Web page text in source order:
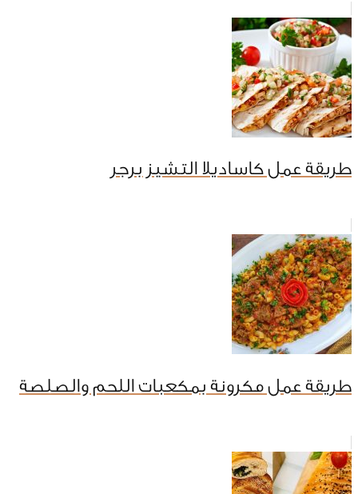
طريقة عمل كاساديلا التشيز برجر
طريقة عمل مكرونة بمكعبات اللحم والصلصة